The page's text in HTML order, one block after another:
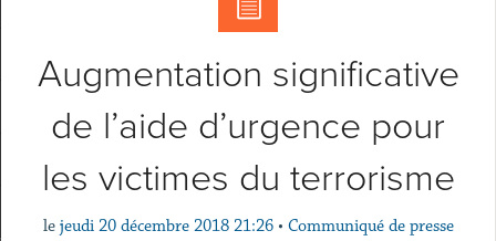
Augmentation significative
de l’aide d’urgence pour
les victimes du terrorisme
le jeudi 20 décembre 2018 21:26 • Communiqué de presse